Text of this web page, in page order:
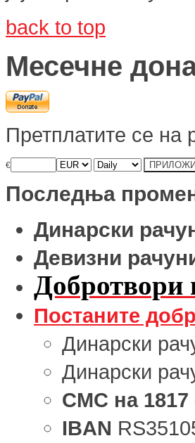
back to top
Месечне
Претплатите се на
€
Последња
Динарски
Девизни
Добротвори
Постаните
Динарски
Динарски
СМС на 1817
IBAN